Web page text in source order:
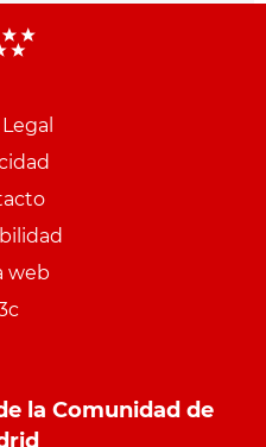
web
la Comunidad de